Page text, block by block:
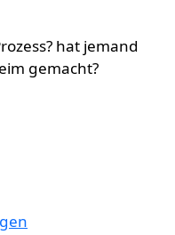
hat jemand
gemacht?